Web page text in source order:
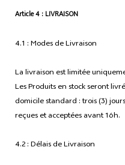
Article 4 : LIVRAISON
4.1 : Modes de Livraison
La livraison est limitée
Les Produits en stock seront
domicile standard : trois (3)
reçues et acceptées avant 16h.
4.2 : Délais de Livraison